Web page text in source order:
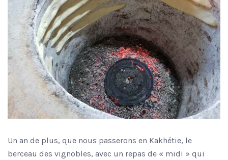
Un an de plus, que nous passerons en Kakhétie, le
berceau des vignobles, avec un repas de « midi » qui